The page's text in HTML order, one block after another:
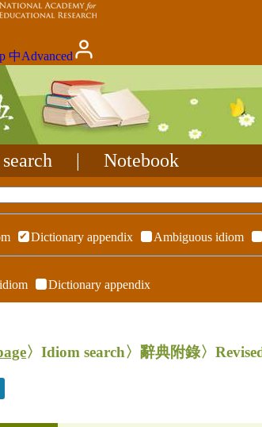
中Advanced
Notebook
Dictionary appendix Ambiguous idiom
Dictionary appendix
〉Idiom search〉辭典附錄〉